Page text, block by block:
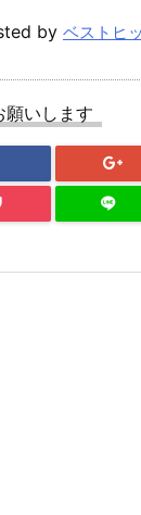
by ベストヒ
願いします